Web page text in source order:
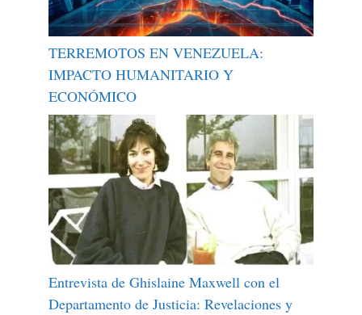
TERREMOTOS EN VENEZUELA:
IMPACTO HUMANITARIO Y
ECONÓMICO
Entrevista de Ghislaine Maxwell con el
Departamento de Justicia: Revelaciones y